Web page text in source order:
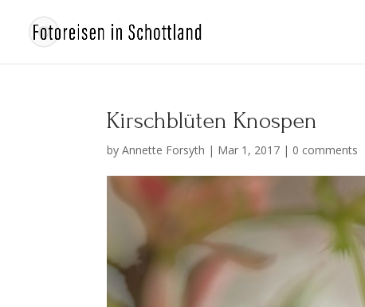
Kirschblüten Knospen
byAnnette Forsyth | Mar 1, 2017 | 0 comments